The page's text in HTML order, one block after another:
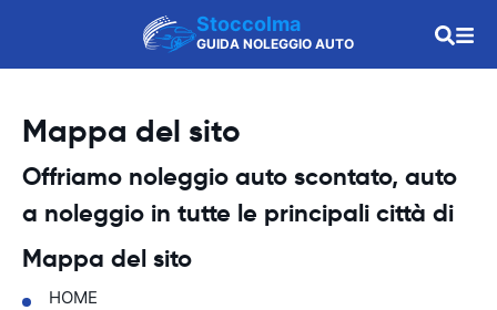
Stoccolma
GUIDA NOLEGGIO AUTO
Mappa del sito
Offriamo noleggio auto scontato, auto
a noleggio in tutte le principali città di
Mappa del sito
HOME